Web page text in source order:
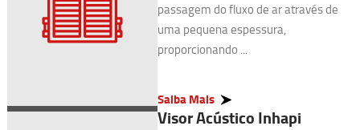
passagem do fluxo de ar através de
uma pequena espessura,
proporcionando ...
Saiba Mais
Visor Acústico Inhapi